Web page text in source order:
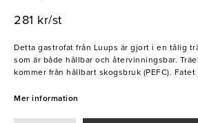
281 kr/st
Detta gastrofat från Luups är gjort i en tålig
som är både hållbar och återvinningsbar. Träet är ett restmaterial och
kommer från hållbart skogsbruk (PEFC).
gör det även till en snygg detalj på
Mer information